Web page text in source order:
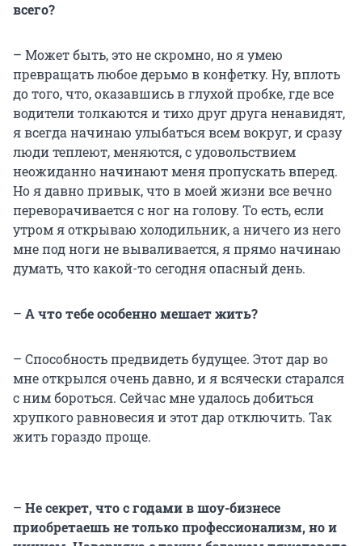
всего?
– Может быть, это не скромно, но я умею
превращать любое дерьмо в конфетку. Ну, вплоть
до того, что, оказавшись в глухой пробке, где все
водители толкаются и тихо друг друга ненавидят,
я всегда начинаю улыбаться всем вокруг, и сразу
люди теплеют, меняются, с удовольствием
неожиданно начинают меня пропускать вперед.
Но я давно привык, что в моей жизни все вечно
переворачивается с ног на голову. То есть, если
утром я открываю холодильник, а ничего из него
мне под ноги не вываливается, я прямо начинаю
думать, что какой-то сегодня опасный день.
– А что тебе особенно мешает жить?
– Способность предвидеть будущее. Этот дар во
мне открылся очень давно, и я всячески старался
с ним бороться. Сейчас мне удалось добиться
хрупкого равновесия и этот дар отключить. Так
жить гораздо проще.
– Не секрет, что с годами в шоу-бизнесе
приобретаешь не только профессионализм, но и